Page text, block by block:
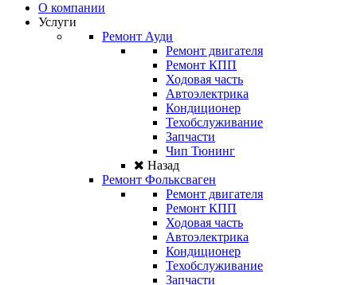
О компании
Услуги
Ремонт Ауди
Ремонт двигателя
Ремонт КПП
Ходовая часть
Автоэлектрика
Кондиционер
Техобслуживание
Запчасти
Чип Тюнинг
Назад
Ремонт Фольксваген
Ремонт двигателя
Ремонт КПП
Ходовая часть
Автоэлектрика
Кондиционер
Техобслуживание
Запчасти